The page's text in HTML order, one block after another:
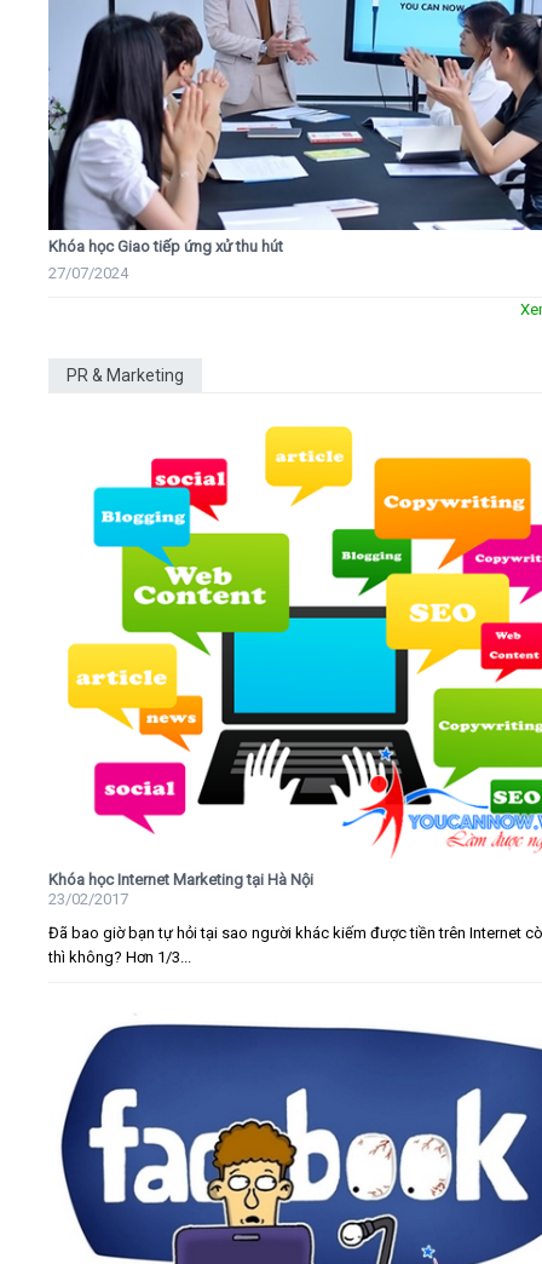
Khóa học Giao tiếp ứng xử thu hút
27/07/2024
PR & Marketing
Khóa học Internet Marketing tại Hà Nội
23/02/2017
Đã bao giờ bạn tự hỏi tại sao người khác kiếm được tiền trên Internet
thì không? Hơn 1/3...